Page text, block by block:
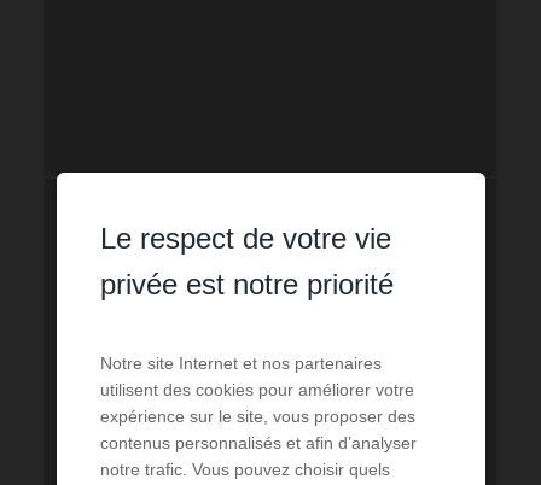
Le respect de votre vie
privée est notre priorité
Notre site Internet et nos partenaires
utilisent des cookies pour améliorer votre
expérience sur le site, vous proposer des
contenus personnalisés et afin d’analyser
notre trafic. Vous pouvez choisir quels